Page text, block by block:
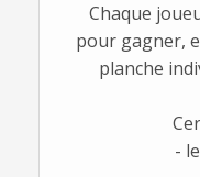
Chaque
pour gagner,
planche
-